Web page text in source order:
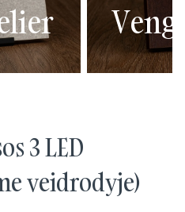
3 LED
veidrodyje)